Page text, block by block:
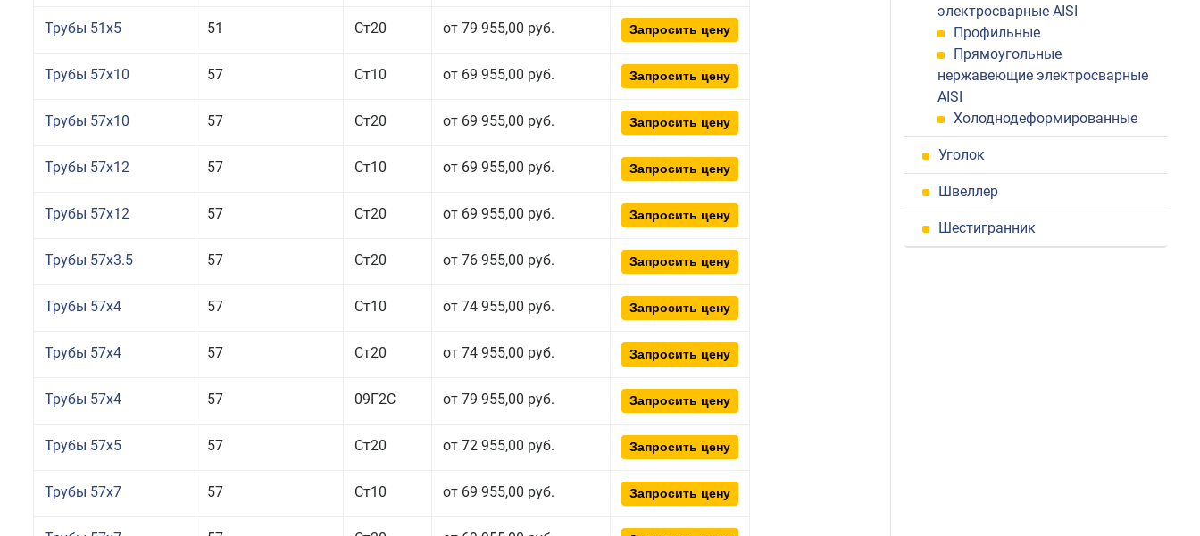
Трубы 51x5 51 Ст20 от 79 955,00 руб. Запросить цену
Трубы 57x10 57 Ст10 от 69 955,00 руб. Запросить цену
Трубы 57x10 57 Ст20 от 69 955,00 руб. Запросить цену
Трубы 57x12 57 Ст10 от 69 955,00 руб. Запросить цену
Трубы 57x12 57 Ст20 от 69 955,00 руб. Запросить цену
Трубы 57x3.5 57 Ст20 от 76 955,00 руб. Запросить цену
Трубы 57x4 57 Ст10 от 74 955,00 руб. Запросить цену
Трубы 57x4 57 Ст20 от 74 955,00 руб. Запросить цену
Трубы 57x4 57 09Г2С от 79 955,00 руб. Запросить цену
Трубы 57x5 57 Ст20 от 72 955,00 руб. Запросить цену
Трубы 57x7 57 Ст10 от 69 955,00 руб. Запросить цену
электросварные AISI
Профильные
Прямоугольные
нержавеющие электросварные
AISI
Холоднодеформированные
Уголок
Швеллер
Шестигранник